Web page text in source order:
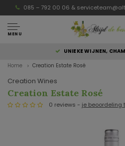
085 – 792 00 06 &
MENU
UNIEKE WIJNEN,
Home Creation Estate Rosé
Creation Wines
Creation Estate Rosé
0 reviews - je beoordeling